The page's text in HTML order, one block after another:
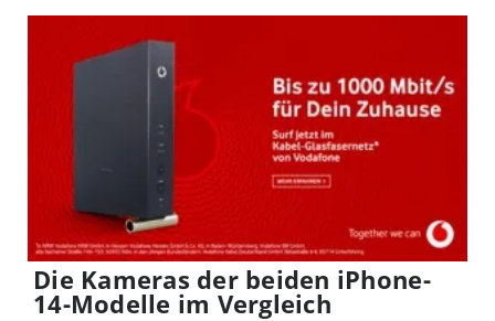
Die Kameras der beiden iPhone-
14-Modelle im Vergleich